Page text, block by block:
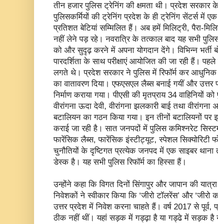
तीन हजार पुलिस ट्रेनिंग की क्षमता थी। प्रदेश सरकार
पुलिसकर्मियों की ट्रेनिंग प्रदेश के ही ट्रेनिंग सेंटर्स में
प्रतिशत बेटियां सम्मिलित हैं। अब हमें मिलिट्री, पैरा-
नहीं लेने पड़ रहे। नवरात्रि के तत्काल बाद यह सभी
को और सुदृढ़ करने में अपना योगदान देंगे। विभिन्न भर्ती
पारदर्शिता के साथ परीक्षाएं आयोजित की जा रही हैं।
लगते थे। प्रदेश सरकार ने पुलिस में रिफॉर्म कर आधुनिक
का वातावरण दिया। एफएसएल लैब्स बनाई गयीं और
निर्माण कराया गया। पीएसी की मृतप्राय 34 वाहिनियों
वीरांगना ऊदा देवी, वीरांगना झलकारी बाई तथा वीरांगना
बटालियन का गठन किया गया। इन तीनों बटालियनों पर
कराई जा रही है। सात जनपदों में पुलिस कमिश्नरेट
फारेंसिक लैब्स, फारेंसिक इंस्टीट्यूट, स्पेशल सिक्योरिटी
चुनौतियों के दृष्टिगत प्रत्येक जनपद में एक साइबर थाना
डेस्क है। यह सभी पुलिस रिफॉर्म का हिस्सा हैं।
उन्होंने कहा कि विगत दिनों सिंगापुर और जापान की
निवेशकों ने स्वीकार किया कि ‘जीरो टॉलरेंस’ और
उत्तर प्रदेश में निवेश करना चाहते हैं। वर्ष 2017 से
ठीक नहीं थीं। यहां सड़क में गड्ढ़ा है या गड्ढे में सड़क है